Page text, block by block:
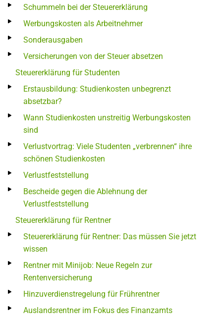
Schummeln bei der Steuererklärung
Werbungskosten als Arbeitnehmer
Sonderausgaben
Versicherungen von der Steuer absetzen
Steuererklärung für Studenten
Erstausbildung: Studienkosten unbegrenzt
absetzbar?
Wann Studienkosten unstreitig Werbungskosten
sind
Verlustvortrag: Viele Studenten „verbrennen“ ihre
schönen Studienkosten
Verlustfeststellung
Bescheide gegen die Ablehnung der
Verlustfeststellung
Steuererklärung für Rentner
Steuererklärung für Rentner: Das müssen Sie jetzt
wissen
Rentner mit Minijob: Neue Regeln zur
Rentenversicherung
Hinzuverdienstregelung für Frührentner
Auslandsrentner im Fokus des Finanzamts